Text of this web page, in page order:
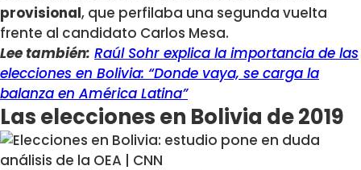
provisional, que perfilaba una segunda vuelta
frente al candidato Carlos Mesa.
Lee también: Raúl Sohr explica la importancia de las
elecciones en Bolivia: “Donde vaya, se carga la
balanza en América Latina”
Las elecciones en Bolivia de 2019